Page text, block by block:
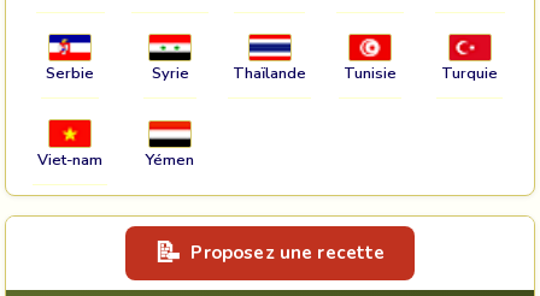
Serbie Syrie Thaïlande Tunisie Turquie
Viet-nam Yémen
Proposez une recette